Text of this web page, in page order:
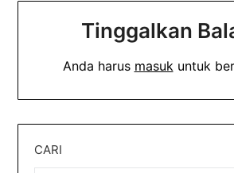
Tinggalkan
Anda harus masukuntuk
CARI